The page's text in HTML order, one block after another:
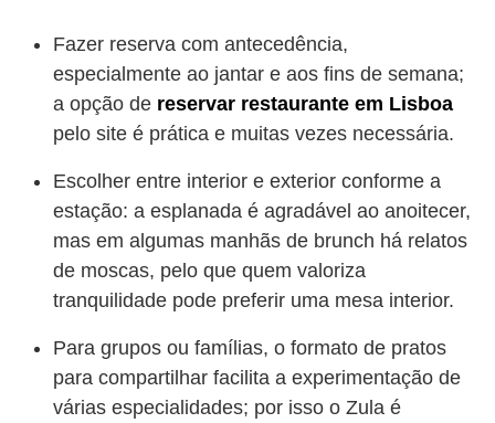
Fazer reserva com antecedência,
especialmente ao jantar e aos fins de semana;
a opção de reservar restaurante em Lisboa
pelo site é prática e muitas vezes necessária.
Escolher entre interior e exterior conforme a
estação: a esplanada é agradável ao anoitecer,
mas em algumas manhãs de brunch há relatos
de moscas, pelo que quem valoriza
tranquilidade pode preferir uma mesa interior.
Para grupos ou famílias, o formato de pratos
para compartilhar facilita a experimentação de
várias especialidades; por isso o Zula é